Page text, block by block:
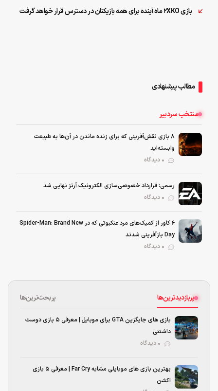
بازی 2XKO ماه آینده برای همه بازیکنان در دسترس قرار خواهد گرفت
مطالب پیشنهادی
منتخب سردبیر
۸ بازی نقش‌آفرینی که برای زنده ماندن در آن‌ها به طبیعت
وابسته‌اید
رسمی: قرارداد خصوصی‌سازی الکترونیک آرتز نهایی شد
۶ کاور از کمیک‌های مرد عنکبوتی که در Spider-Man: Brand New
Day بازآفرینی شدند
پربازدیدترین‌ها پربحث‌ترین‌ها
بازی های جایگزین GTA برای موبایل | معرفی ۵ بازی دوست
داشتنی
بهترین بازی‌ های موبایلی مشابه Far Cry | معرفی ۵ بازی
اکشن